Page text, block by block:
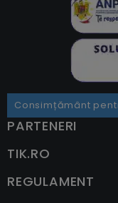
Consimțământ
PARTENERI
TIK.RO
REGULAMENT